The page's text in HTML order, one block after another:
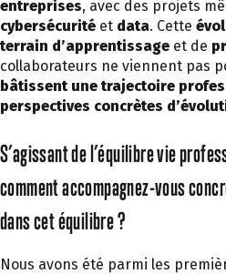
entreprises, avec des projets
cybersécurité et data. Cette
terrain d’apprentissage et de
collaborateurs ne viennent pas
bâtissent une trajectoire
perspectives concrètes
S’agissant de l’équilibre vie
comment accompagnez-vous
dans cet équilibre ?
Nous avons été parmi les